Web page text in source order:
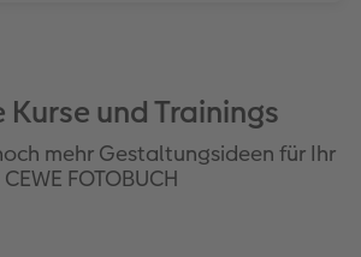
Kurse und Trainings
mehr Gestaltungsideen für Ihr
CEWE FOTOBUCH